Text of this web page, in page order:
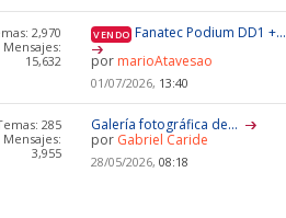
2,970
Mensajes:
15,632
VENDO Fanatec Podium DD1 +...
por marioAtavesao
01/07/2026, 13:40
285
Mensajes:
3,955
Galería fotográfica de...
por Gabriel Caride
28/05/2026,08:18